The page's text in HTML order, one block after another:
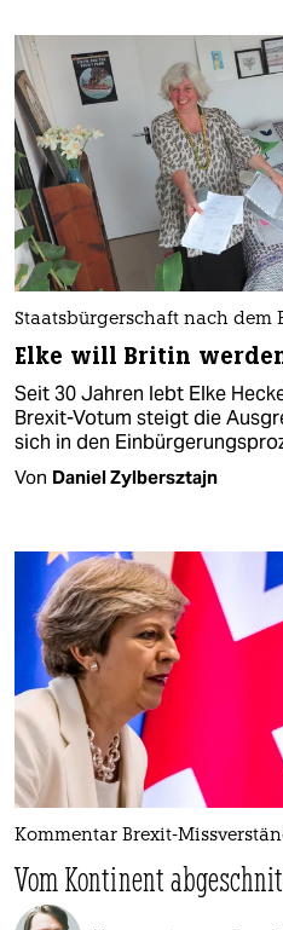
Staatsbürgerschaft nach dem
Elke will Britin
Seit 30 Jahren lebt Elke
Brexit-Votum steigt die
sich in den
Von Daniel Zylbersztajn
Kommentar Brexit-
Vom Kontinent